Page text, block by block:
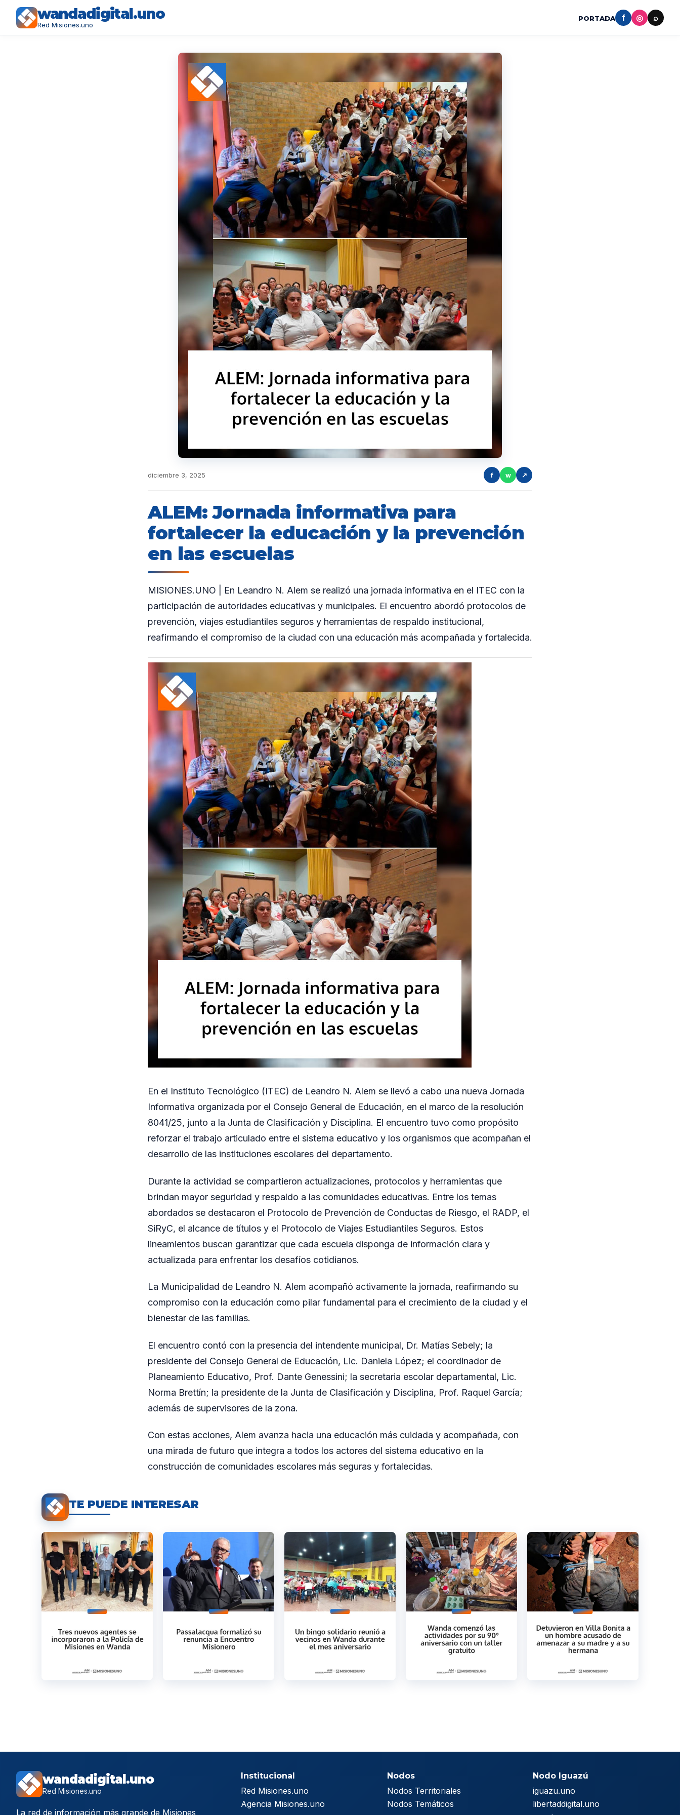
wandadigital.uno
Red Misiones.uno
PORTADA f ◎ ⌕
diciembre 3, 2025 f w ↗
ALEM: Jornada informativa para
fortalecer la educación y la prevención
en las escuelas
MISIONES.UNO | En Leandro N. Alem se realizó una jornada informativa en el ITEC con la
participación de autoridades educativas y municipales. El encuentro abordó protocolos de
prevención, viajes estudiantiles seguros y herramientas de respaldo institucional,
reafirmando el compromiso de la ciudad con una educación más acompañada y fortalecida.
En el Instituto Tecnológico (ITEC) de Leandro N. Alem se llevó a cabo una nueva Jornada
Informativa organizada por el Consejo General de Educación, en el marco de la resolución
8041/25, junto a la Junta de Clasificación y Disciplina. El encuentro tuvo como propósito
reforzar el trabajo articulado entre el sistema educativo y los organismos que acompañan el
desarrollo de las instituciones escolares del departamento.
Durante la actividad se compartieron actualizaciones, protocolos y herramientas que
brindan mayor seguridad y respaldo a las comunidades educativas. Entre los temas
abordados se destacaron el Protocolo de Prevención de Conductas de Riesgo, el RADP, el
SiRyC, el alcance de títulos y el Protocolo de Viajes Estudiantiles Seguros. Estos
lineamientos buscan garantizar que cada escuela disponga de información clara y
actualizada para enfrentar los desafíos cotidianos.
La Municipalidad de Leandro N. Alem acompañó activamente la jornada, reafirmando su
compromiso con la educación como pilar fundamental para el crecimiento de la ciudad y el
bienestar de las familias.
El encuentro contó con la presencia del intendente municipal, Dr. Matías Sebely; la
presidente del Consejo General de Educación, Lic. Daniela López; el coordinador de
Planeamiento Educativo, Prof. Dante Genessini; la secretaria escolar departamental, Lic.
Norma Brettín; la presidente de la Junta de Clasificación y Disciplina, Prof. Raquel García;
además de supervisores de la zona.
Con estas acciones, Alem avanza hacia una educación más cuidada y acompañada, con
una mirada de futuro que integra a todos los actores del sistema educativo en la
construcción de comunidades escolares más seguras y fortalecidas.
TE PUEDE INTERESAR
wandadigital.uno
Red Misiones.uno
La red de información más grande de Misiones
Institucional
Red Misiones.uno
Agencia Misiones.uno
Nodos
Nodos Territoriales
Nodos Temáticos
Nodo Iguazú
iguazu.uno
libertaddigital.uno